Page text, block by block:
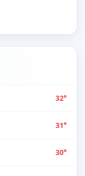
32°
31°
30°